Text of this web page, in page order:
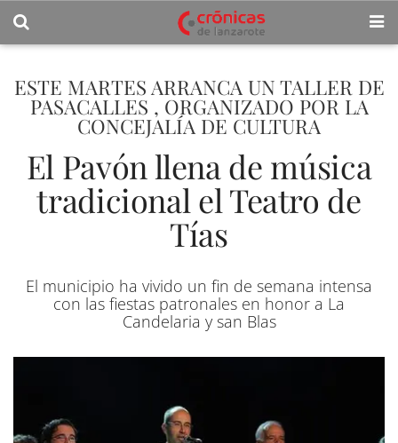
ESTE MARTES ARRANCA UN TALLER DE
PASACALLES , ORGANIZADO POR LA
CONCEJALÍA DE CULTURA
El Pavón llena de música
tradicional el Teatro de
Tías
El municipio ha vivido un fin de semana intensa
con las fiestas patronales en honor a La
Candelaria y san Blas